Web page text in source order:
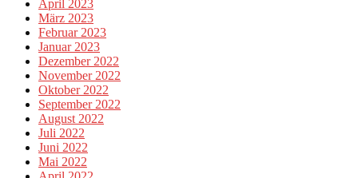
April 2023
März 2023
Februar 2023
Januar 2023
Dezember 2022
November 2022
Oktober 2022
September 2022
August 2022
Juli 2022
Juni 2022
Mai 2022